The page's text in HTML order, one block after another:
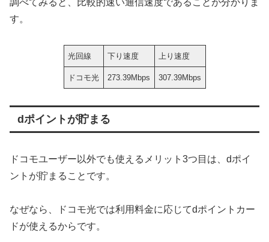
す。
光回線 下り速度 上り速度
ドコモ光 273.39Mbps 307.39Mbps
dポイントが貯まる
ドコモユーザー以外でも使えるメリット3つ目は、dポイ
ントが貯まることです。
なぜなら、ドコモ光では利用料金に応じてdポイントカー
ドが使えるからです。